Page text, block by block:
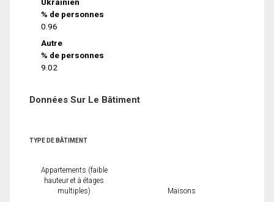
% de personnes
0.96
Autre
% de personnes
9.02
Données Sur Le Bâtiment
TYPE DE BÂTIMENT
Appartements (faible
hauteur et à étages
multiples)
Maisons